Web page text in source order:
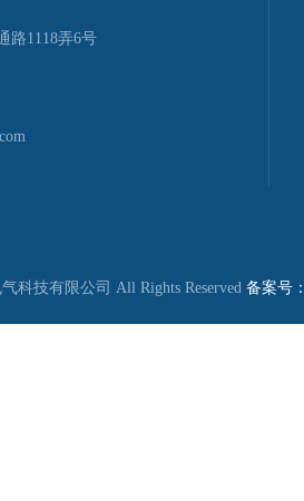
路1118弄6号
科技有限公司 All Rights Reserved 备案号